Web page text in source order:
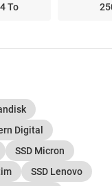
To
Digital
SSD Micron
SSD Lenovo